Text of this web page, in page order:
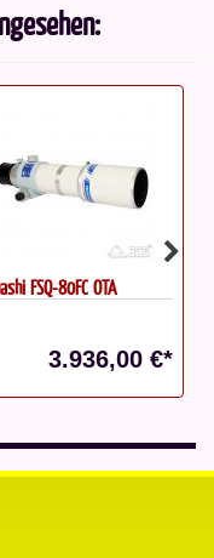
FSQ-80FC OTA
3.936,00 €*